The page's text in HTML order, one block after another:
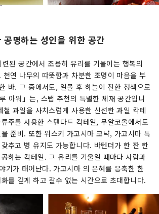
공명하는 성인을 위한 공간
된 공간에서 조용히 유리를 기울이는 행복의
천연 나무의 따뜻함과 차분한 조명이 마음을 부
바. 그 중에서도, 일몰 후 하늘이 진한 청색으로
아워」는, 스탭 추천의 특별한 체재 공간입니
철 과일을 사치스럽게 사용한 신선한 과일 칵테
주를 사용한 스탠다드 칵테일, 무알코올에서도
준비. 또한 위스키 가고시마 코냑, 가고시마 특
추고 병 유지도 가능합니다. 바텐더가 한 잔 한
하는 칵테일. 그 유리를 기울일 때마다 사람과
기가 태어난다. 가고시마 의 은혜를 응축한 한
를 깊게 하고 갈수 없는 시간으로 초대합니다.